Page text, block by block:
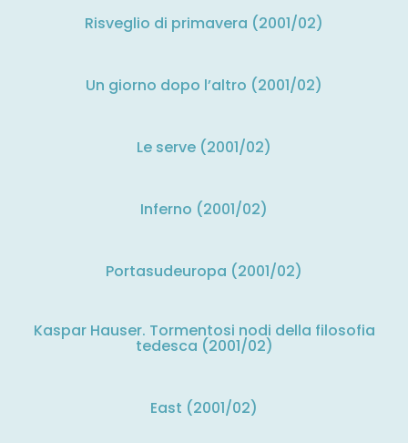
Risveglio di primavera (2001/02)
Un giorno dopo l’altro (2001/02)
Le serve (2001/02)
Inferno (2001/02)
Portasudeuropa (2001/02)
Kaspar Hauser. Tormentosi nodi della filosofia
tedesca (2001/02)
East (2001/02)